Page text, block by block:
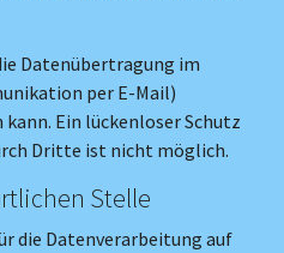
Datenübertragung im
per E-Mail)
Ein lückenloser Schutz
Dritte ist nicht möglich.
Stelle
die Datenverarbeitung auf